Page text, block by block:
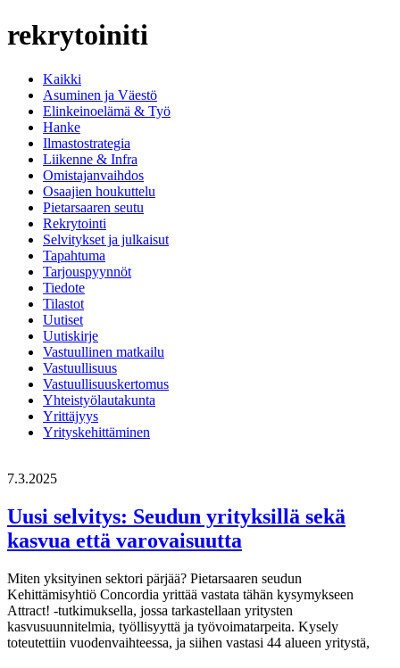
rekrytoiniti
Kaikki
Asuminen ja Väestö
Elinkeinoelämä & Työ
Hanke
Ilmastostrategia
Liikenne & Infra
Omistajanvaihdos
Osaajien houkuttelu
Pietarsaaren seutu
Rekrytointi
Selvitykset ja julkaisut
Tapahtuma
Tarjouspyynnöt
Tiedote
Tilastot
Uutiset
Uutiskirje
Vastuullinen matkailu
Vastuullisuus
Vastuullisuuskertomus
Yhteistyölautakunta
Yrittäjyys
Yrityskehittäminen
7.3.2025
Uusi selvitys: Seudun yrityksillä sekä
kasvua että varovaisuutta
Miten yksityinen sektori pärjää? Pietarsaaren seudun
Kehittämisyhtiö Concordia yrittää vastata tähän kysymykseen
Attract! -tutkimuksella, jossa tarkastellaan yritysten
kasvusuunnitelmia, työllisyyttä ja työvoimatarpeita. Kysely
toteutettiin vuodenvaihteessa, ja siihen vastasi 44 alueen yritystä,